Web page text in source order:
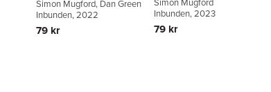
Simon Mugford, Dan Green
Inbunden, 2022
79 kr
Simon Mugford
Inbunden, 2023
79 kr